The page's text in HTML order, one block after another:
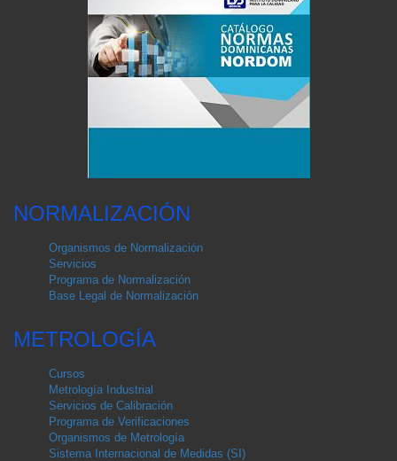
NORMALIZACIÓN
Organismos de Normalización
Servicios
Programa de Normalización
Base Legal de Normalización
METROLOGÍA
Cursos
Metrología Industrial
Servicios de Calibración
Programa de Verificaciones
Organismos de Metrología
Sistema Internacional de Medidas (SI)